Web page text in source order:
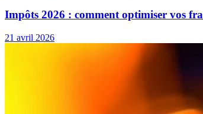
Impôts 2026 : comment optimiser vos
21 avril 2026